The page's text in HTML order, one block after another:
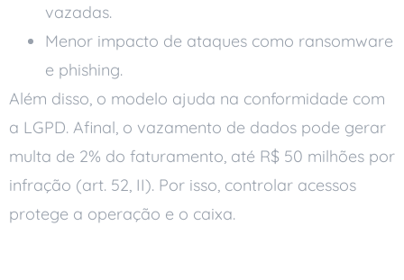
vazadas.
Menor impacto de ataques como ransomware
e phishing.
Além disso, o modelo ajuda na conformidade com
a LGPD. Afinal, o vazamento de dados pode gerar
multa de 2% do faturamento, até R$ 50 milhões por
infração (art. 52, II). Por isso, controlar acessos
protege a operação e o caixa.